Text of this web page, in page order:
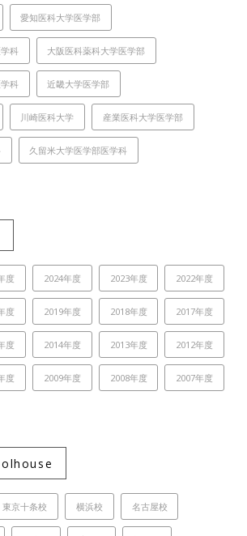
愛知医科大学医学部
科 大阪医科薬科大学医学部
科 近畿大学医学部
川崎医科大学 産業医科大学医学部
久留米大学医学部医学科
度 2024年度 2023年度 2022年度
度 2019年度 2018年度 2017年度
度 2014年度 2013年度 2012年度
度 2009年度 2008年度 2007年度
東京十条校 横浜校 名古屋校